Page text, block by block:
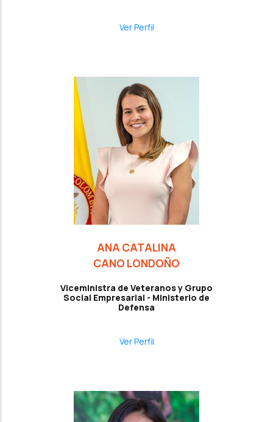
Ver Perfil
ANA CATALINA
CANO LONDOÑO
Viceministra de Veteranos y Grupo
Social Empresarial - Ministerio de
Defensa
Ver Perfil